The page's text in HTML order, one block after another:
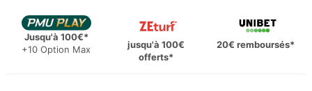
Jusqu'à 100€*
+10 Option Max
jusqu'à 100€
offerts*
20€ remboursés*